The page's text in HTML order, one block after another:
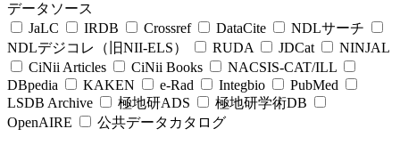
データソース
JaLC
IRDB Crossref DataCite
NDLサーチ
NDLデジコレ（旧NII-ELS）
RUDA JDCat
NINJAL
CiNii Articles
CiNii Books
NACSIS-CAT/ILL
DBpedia
KAKEN e-Rad Integbio
PubMed
LSDB Archive
極地研ADS
極地研学術DB
OpenAIRE
公共データカタログ